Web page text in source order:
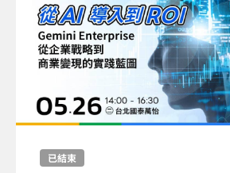
已結束